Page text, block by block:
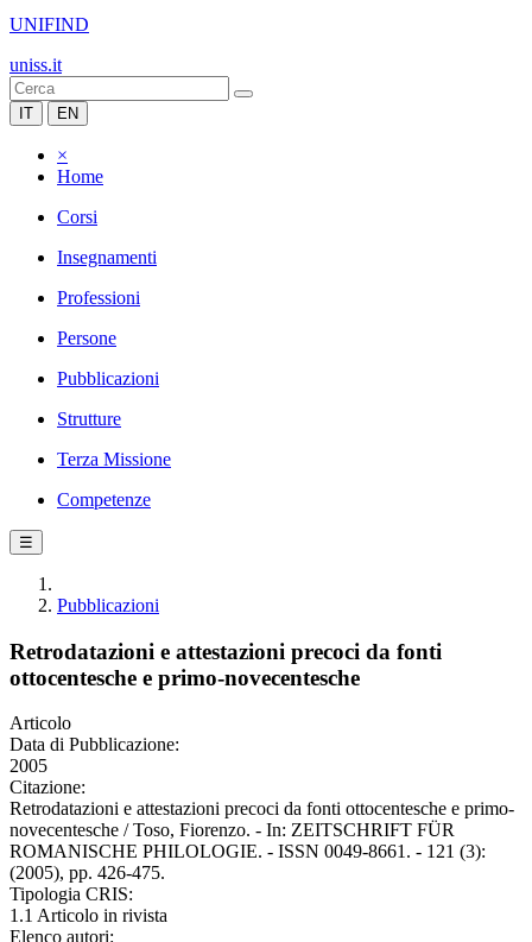
UNIFIND
uniss.it
IT EN
×
Home
Corsi
Insegnamenti
Professioni
Persone
Pubblicazioni
Strutture
Terza Missione
Competenze
☰
Pubblicazioni
Retrodatazioni e attestazioni precoci da fonti
ottocentesche e primo-novecentesche
Articolo
Data di Pubblicazione:
2005
Citazione:
Retrodatazioni e attestazioni precoci da fonti ottocentesche e primo-
novecentesche / Toso, Fiorenzo. - In: ZEITSCHRIFT FÜR
ROMANISCHE PHILOLOGIE. - ISSN 0049-8661. - 121 (3):
(2005), pp. 426-475.
Tipologia CRIS:
1.1 Articolo in rivista
Elenco autori: